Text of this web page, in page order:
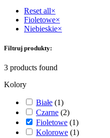
Reset all×
Fioletowe×
Niebieskie×
Filtruj produkty:
3 products found
Kolory
Białe (1)
Czarne (2)
Fioletowe (1)
Kolorowe (1)